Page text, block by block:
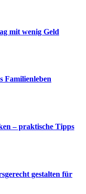
mit wenig Geld
Familienleben
– praktische Tipps
gestalten für